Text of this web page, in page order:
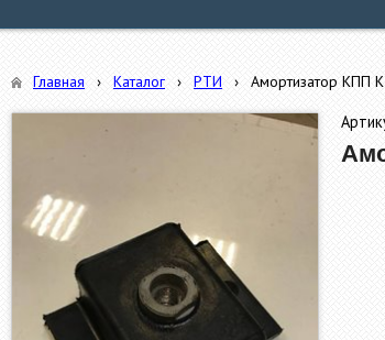
Главная › Каталог › РТИ › Амортизатор КПП